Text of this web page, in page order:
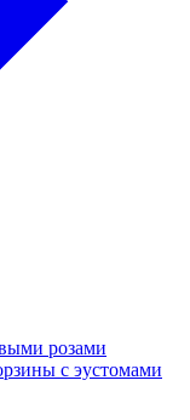
розами
с эустомами